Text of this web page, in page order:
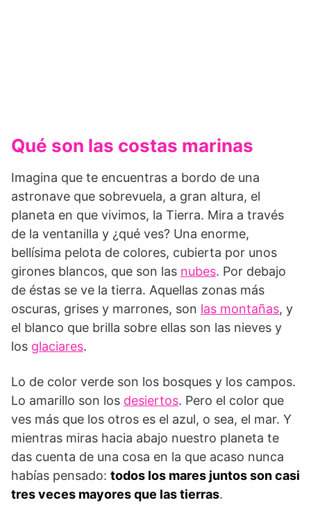
Qué son las costas marinas
Imagina que te encuentras a bordo de una
astronave que sobrevuela, a gran altura, el
planeta en que vivimos, la Tierra. Mira a través
de la ventanilla y ¿qué ves? Una enorme,
bellísima pelota de colores, cubierta por unos
girones blancos, que son las nubes. Por debajo
de éstas se ve la tierra. Aquellas zonas más
oscuras, grises y marrones, son las montañas, y
el blanco que brilla sobre ellas son las nieves y
los glaciares.
Lo de color verde son los bosques y los campos.
Lo amarillo son los desiertos. Pero el color que
ves más que los otros es el azul, o sea, el mar. Y
mientras miras hacia abajo nuestro planeta te
das cuenta de una cosa en la que acaso nunca
habías pensado: todos los mares juntos son casi
tres veces mayores que las tierras.